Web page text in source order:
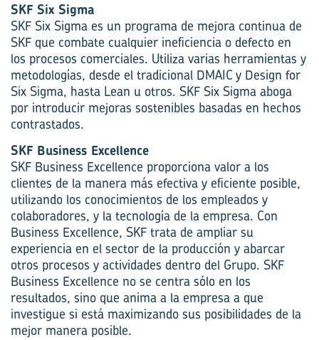
SKF Six Sigma
SKF Six Sigma es un programa de mejora continua de
SKF que combate cualquier ineficiencia o defecto en
los procesos comerciales. Utiliza varias herramientas y
metodologías, desde el tradicional DMAIC y Design for
Six Sigma, hasta Lean u otros. SKF Six Sigma aboga
por introducir mejoras sostenibles basadas en hechos
contrastados.
SKF Business Excellence
SKF Business Excellence proporciona valor a los
clientes de la manera más efectiva y eficiente posible,
utilizando los conocimientos de los empleados y
colaboradores, y la tecnología de la empresa. Con
Business Excellence, SKF trata de ampliar su
experiencia en el sector de la producción y abarcar
otros procesos y actividades dentro del Grupo. SKF
Business Excellence no se centra sólo en los
resultados, sino que anima a la empresa a que
investigue si está maximizando sus posibilidades de la
mejor manera posible.